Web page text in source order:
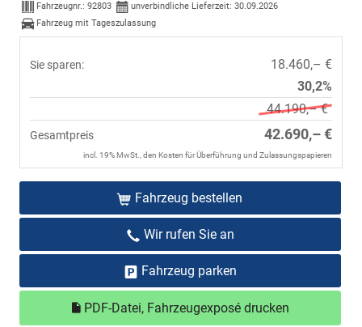
Fahrzeugnr.: 92803 unverbindliche Lieferzeit: 30.09.2026
Fahrzeug mit Tageszulassung
Sie sparen:
18.460,– €
30,2%
44.190,– €
Gesamtpreis 42.690,– €
incl. 19% MwSt., den Kosten für Überführung und Zulassungspapieren
Fahrzeug bestellen
Wir rufen Sie an
Fahrzeug parken
PDF-Datei, Fahrzeugexposé drucken